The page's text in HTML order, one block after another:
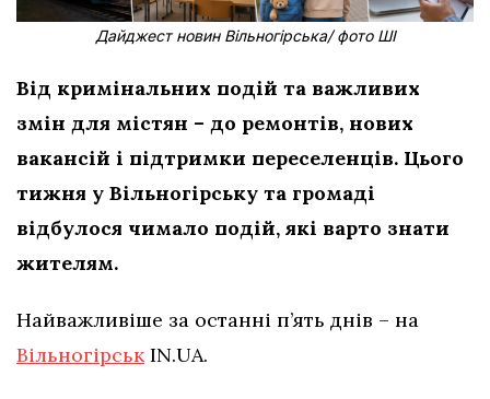
Дайджест новин Вільногірська/ фото ШІ
Від кримінальних подій та важливих
змін для містян – до ремонтів, нових
вакансій і підтримки переселенців. Цього
тижня у Вільногірську та громаді
відбулося чимало подій, які варто знати
жителям.
Найважливіше за останні п’ять днів – на
ВільногірськIN.UA.